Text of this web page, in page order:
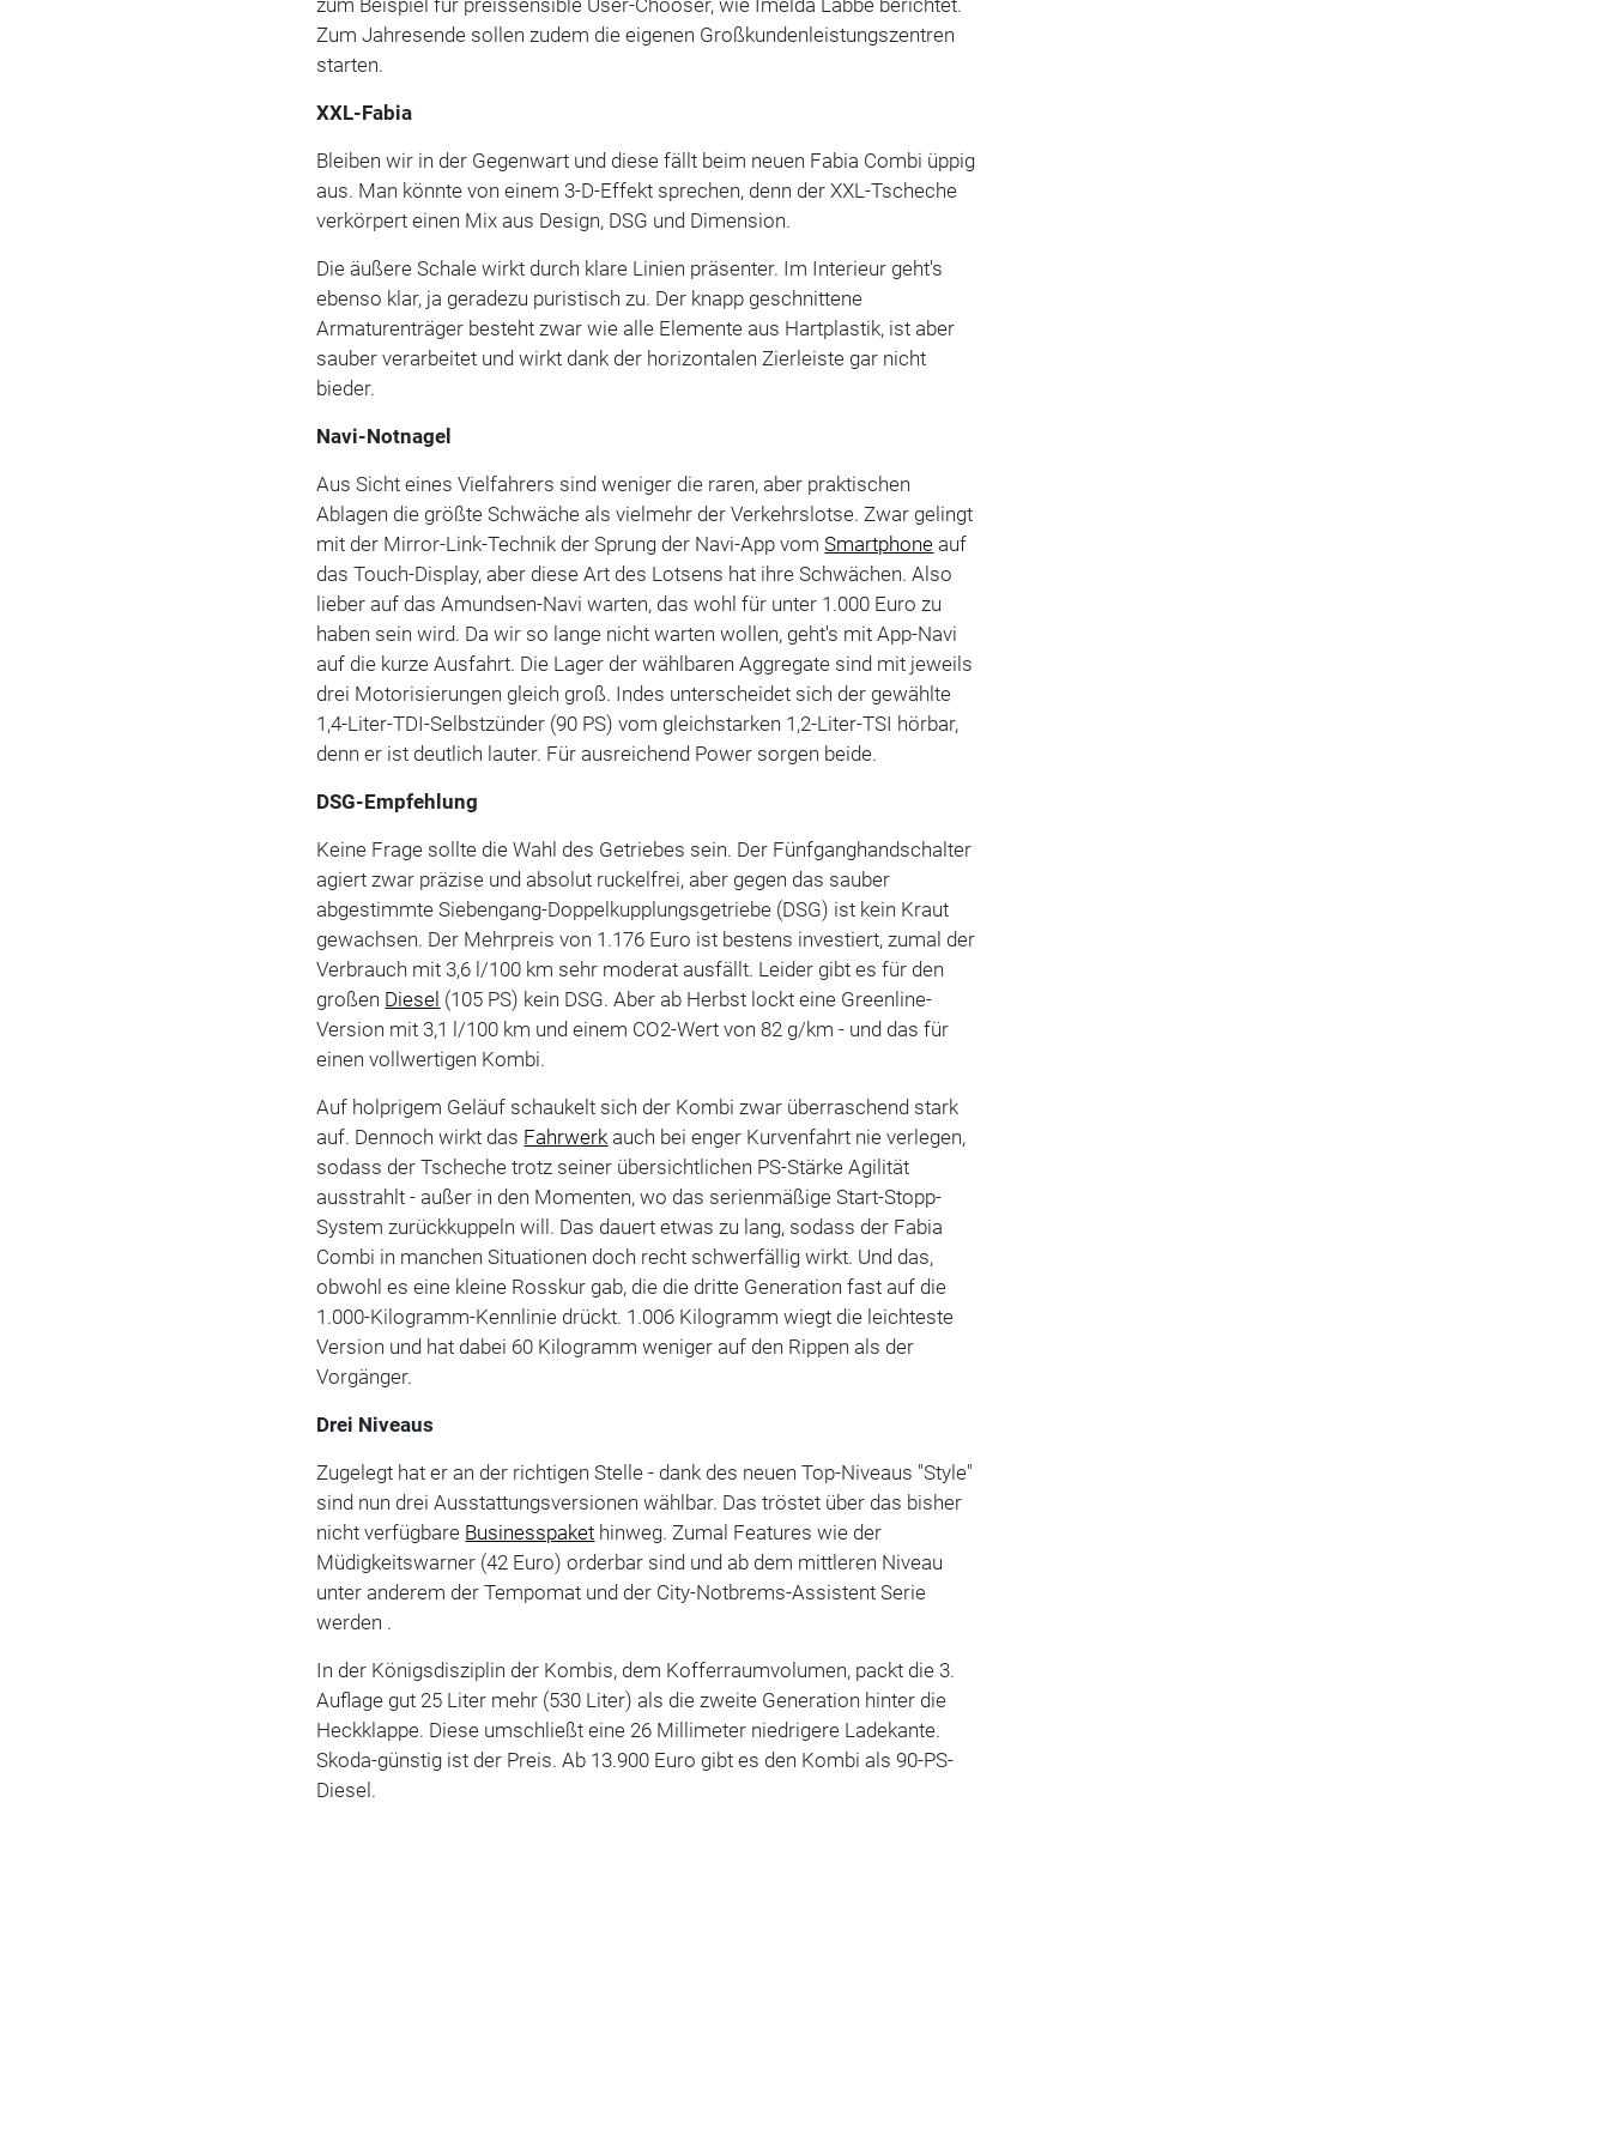
Zum Jahresende sollen zudem die eigenen Großkundenleistungszentren
starten.
XXL-Fabia
Bleiben wir in der Gegenwart und diese fällt beim neuen Fabia Combi üppig
aus. Man könnte von einem 3-D-Effekt sprechen, denn der XXL-Tscheche
verkörpert einen Mix aus Design, DSG und Dimension.
Die äußere Schale wirkt durch klare Linien präsenter. Im Interieur geht's
ebenso klar, ja geradezu puristisch zu. Der knapp geschnittene
Armaturenträger besteht zwar wie alle Elemente aus Hartplastik, ist aber
sauber verarbeitet und wirkt dank der horizontalen Zierleiste gar nicht
bieder.
Navi-Notnagel
Aus Sicht eines Vielfahrers sind weniger die raren, aber praktischen
Ablagen die größte Schwäche als vielmehr der Verkehrslotse. Zwar gelingt
mit der Mirror-Link-Technik der Sprung der Navi-App vomSmartphone auf
das Touch-Display, aber diese Art des Lotsens hat ihre Schwächen. Also
lieber auf das Amundsen-Navi warten, das wohl für unter 1.000 Euro zu
haben sein wird. Da wir so lange nicht warten wollen, geht's mit App-Navi
auf die kurze Ausfahrt. Die Lager der wählbaren Aggregate sind mit jeweils
drei Motorisierungen gleich groß. Indes unterscheidet sich der gewählte
1,4-Liter-TDI-Selbstzünder (90 PS) vom gleichstarken 1,2-Liter-TSI hörbar,
denn er ist deutlich lauter. Für ausreichend Power sorgen beide.
DSG-Empfehlung
Keine Frage sollte die Wahl des Getriebes sein. Der Fünfganghandschalter
agiert zwar präzise und absolut ruckelfrei, aber gegen das sauber
abgestimmte Siebengang-Doppelkupplungsgetriebe (DSG) ist kein Kraut
gewachsen. Der Mehrpreis von 1.176 Euro ist bestens investiert, zumal der
Verbrauch mit 3,6 l/100 km sehr moderat ausfällt. Leider gibt es für den
großen Diesel (105 PS) kein DSG. Aber ab Herbst lockt eine Greenline-
Version mit 3,1 l/100 km und einem CO2-Wert von 82 g/km - und das für
einen vollwertigen Kombi.
Auf holprigem Geläuf schaukelt sich der Kombi zwar überraschend stark
auf. Dennoch wirkt das Fahrwerk auch bei enger Kurvenfahrt nie verlegen,
sodass der Tscheche trotz seiner übersichtlichen PS-Stärke Agilität
ausstrahlt - außer in den Momenten, wo das serienmäßige Start-Stopp-
System zurückkuppeln will. Das dauert etwas zu lang, sodass der Fabia
Combi in manchen Situationen doch recht schwerfällig wirkt. Und das,
obwohl es eine kleine Rosskur gab, die die dritte Generation fast auf die
1.000-Kilogramm-Kennlinie drückt. 1.006 Kilogramm wiegt die leichteste
Version und hat dabei 60 Kilogramm weniger auf den Rippen als der
Vorgänger.
Drei Niveaus
Zugelegt hat er an der richtigen Stelle - dank des neuen Top-Niveaus "Style"
sind nun drei Ausstattungsversionen wählbar. Das tröstet über das bisher
nicht verfügbare Businesspaket hinweg. Zumal Features wie der
Müdigkeitswarner (42 Euro) orderbar sind und ab dem mittleren Niveau
unter anderem der Tempomat und der City-Notbrems-Assistent Serie
werden .
In der Königsdisziplin der Kombis, dem Kofferraumvolumen, packt die 3.
Auflage gut 25 Liter mehr (530 Liter) als die zweite Generation hinter die
Heckklappe. Diese umschließt eine 26 Millimeter niedrigere Ladekante.
Skoda-günstig ist der Preis. Ab 13.900 Euro gibt es den Kombi als 90-PS-
Diesel.